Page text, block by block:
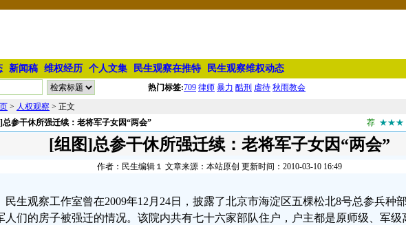
新闻稿 维权经历 个人文集 民生观察在推特 民生观察维权动态
热门标签:709 律师 暴力 酷刑 虐待 秋雨教会
> 人权观察 > 正文
总参干休所强迁续：老将军子女因“两会” 荐 ★★★
[组图]总参干休所强迁续：老将军子女因“两会”
作者：民生编辑１ 文章来源：本站原创 更新时间：2010-03-10 16:49
民生观察工作室曾在2009年12月24日，披露了北京市海淀区五棵松北8号总参兵种
人们的房子被强迁的情况。该院内共有七十六家部队住户，户主都是原师级、军级